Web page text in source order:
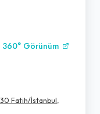
360° Görünüm
Fatih/İstanbul,